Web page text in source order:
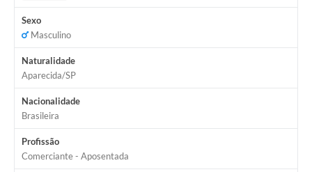
Audiências Públicas
Arquivos para Download
Projetos
Sexo
Masculino
Naturalidade
Aparecida/SP
Nacionalidade
Brasileira
Profissão
Comerciante - Aposentada